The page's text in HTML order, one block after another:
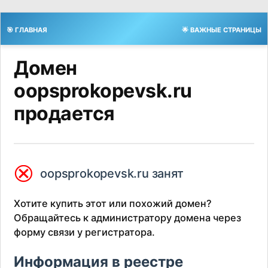
🎯 ГЛАВНАЯ 🌟 ВАЖНЫЕ СТРАНИЦЫ
Домен
oopsprokopevsk.ru
продается
⮿ oopsprokopevsk.ru занят
Хотите купить этот или похожий домен?
Обращайтесь к администратору домена через
форму связи у регистратора.
Информация в реестре